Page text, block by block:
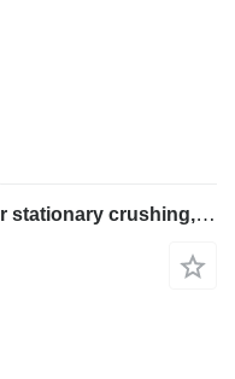
Polygonmach 350 tons per hour stationary crushing, screening, plant